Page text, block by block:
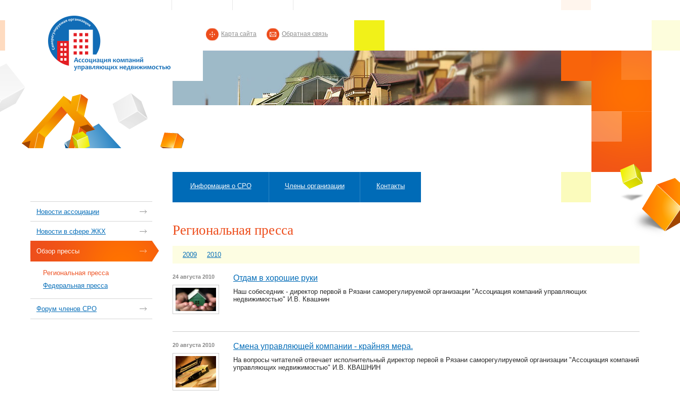
Карта сайта Обратная связь
Информация о СРО Члены организации Контакты
Новости ассоциации
Новости в сфере ЖКХ
Обзор прессы
Региональная пресса
Федеральная пресса
Форум членов СРО
Региональная пресса
2009 2010
24 августа 2010 Отдам в хорошие руки
Наш собеседник - директор первой в Рязани саморегулируемой организации "Ассоциация компаний управляющих
недвижимостью" И.В. Квашнин
20 августа 2010 Смена управляющей компании - крайняя мера.
На вопросы читателей отвечает исполнительный директор первой в Рязани саморегулируемой организации "Ассоциация компаний
управляющих недвижимостью" И.В. КВАШНИН